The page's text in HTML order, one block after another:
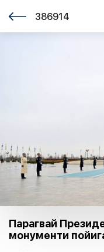
386914
Парагвай
монументи